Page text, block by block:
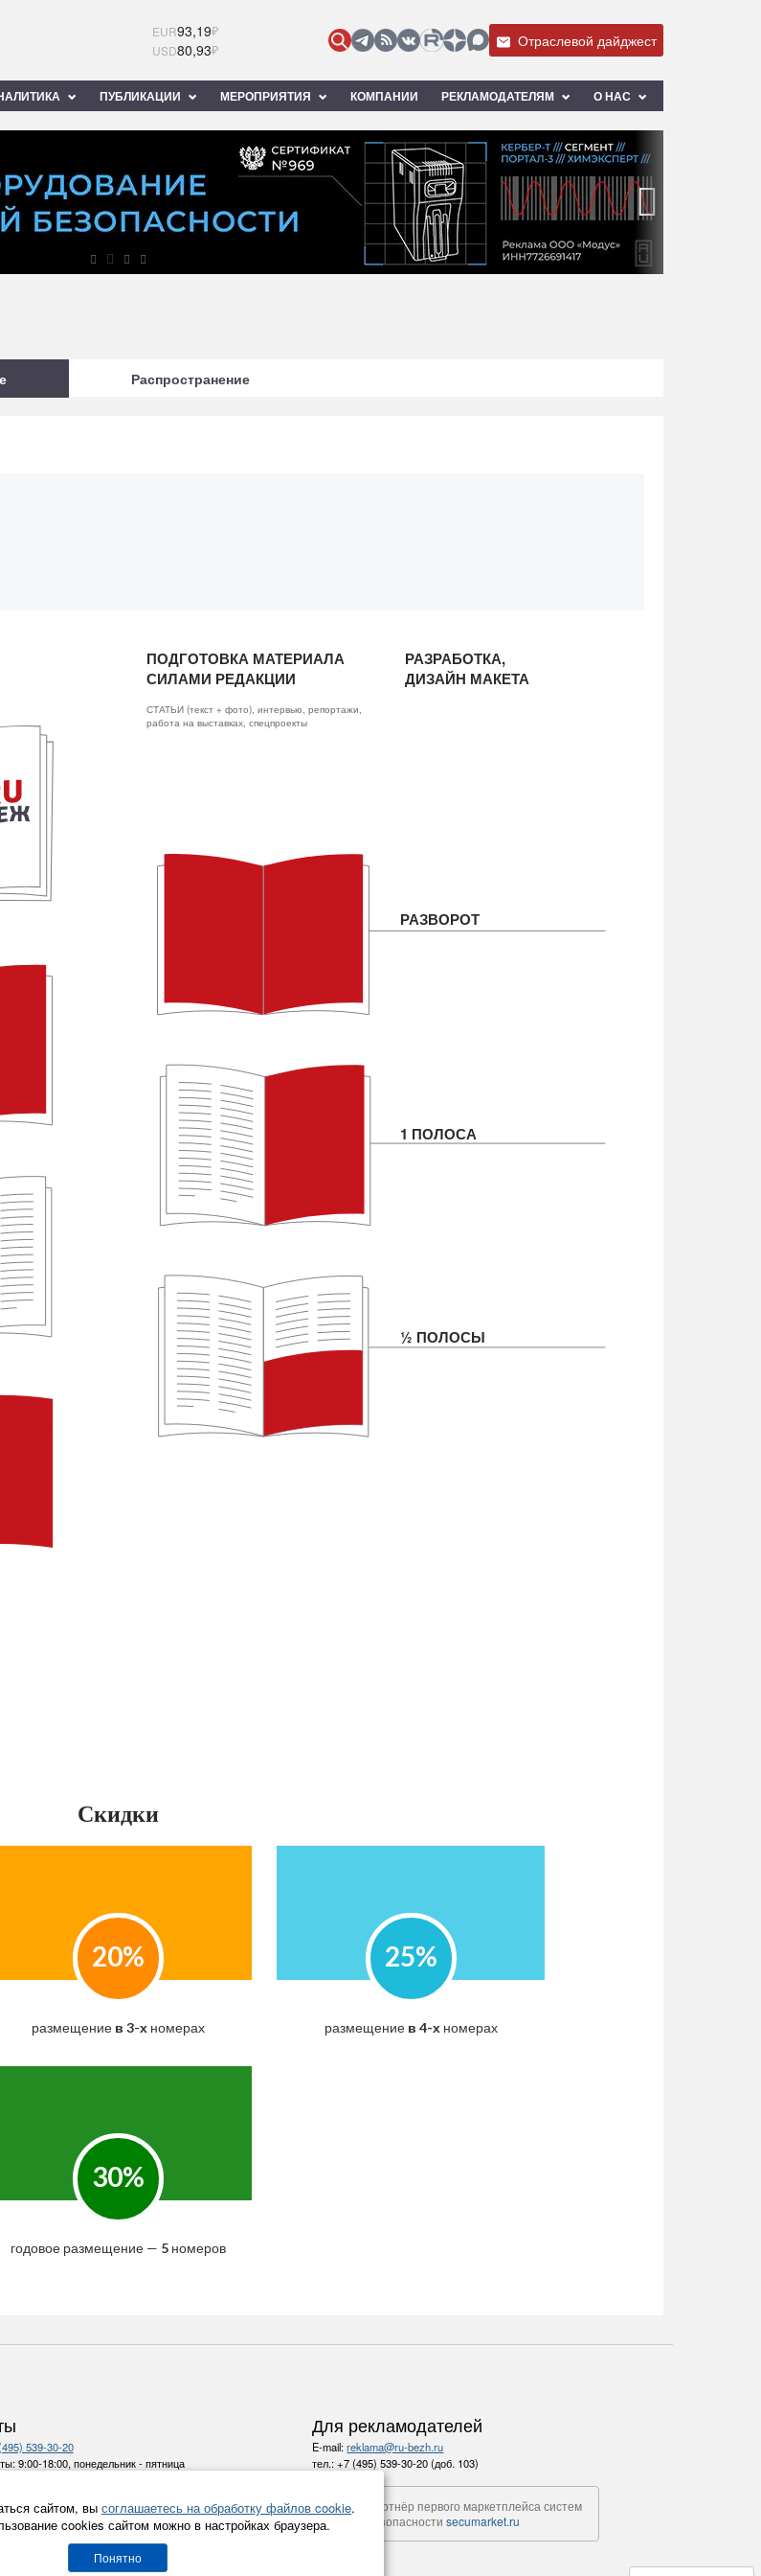
EUR93,19₽
USD80,93₽ Отраслевой дайджест
ПУБЛИКАЦИИ МЕРОПРИЯТИЯ КОМПАНИИ РЕКЛАМОДАТЕЛЯМ О НАС
Распространение
ПОДГОТОВКА МАТЕРИАЛА
СИЛАМИ РЕДАКЦИИ
СТАТЬИ (текст + фото), интервью, репортажи,
работа на выставках, спецпроекты
РАЗРАБОТКА,
ДИЗАЙН МАКЕТА
РАЗВОРОТ
1 ПОЛОСА
½ ПОЛОСЫ
Скидки
20%
размещение в 3-хномерах
25%
размещение в 4-хномерах
30%
годовое размещение — 5номеров
539-30-20
9:00-18:00, понедельник - пятница
на материалы и новости, опубликованные на сайте
журнал про безопасность
с законодательством РФ.
Для рекламодателей
E-mail:reklama@ru-bezh.ru
тел.:+7 (495) 539-30-20 (доб. 103)
Партнёр первого маркетплейса систем
безопасностиsecumarket.ru
сайтом, вы соглашаетесь на обработку файлов cookie.
cookies сайтом можно в настройках браузера.
Понятно